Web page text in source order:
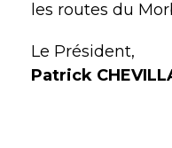
les routes du
Le Président,
Patrick